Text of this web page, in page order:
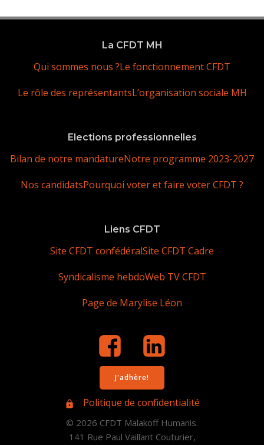
La CFDT MH
Qui sommes nous ?Le fonctionnement CFDT
Le rôle des représentantsL’organisation sociale MH
Elections professionnelles
Bilan de notre mandatureNotre programme 2023-2027
Nos candidatsPourquoi voter et faire voter CFDT ?
Liens CFDT
Site CFDT confédéralSite CFDT Cadre
Syndicalisme hebdoWeb TV CFDT
Page de Marylise Léon
J'adhère!
Politique de confidentialité
© 2026 CFDT Malakoff Humanis.
141 Rue Paul Vaillant Couturier,